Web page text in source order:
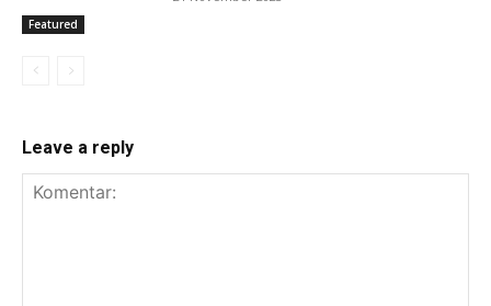
Featured
Leave a reply